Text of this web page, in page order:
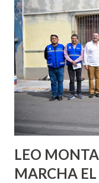
quienes ya han
o expertas en el
aprender y nuevas
chica y aún no has
pienses que el sexo
experimentarlo,
experiencia te dirá,
son suficientemen...
LEO
MARCHA